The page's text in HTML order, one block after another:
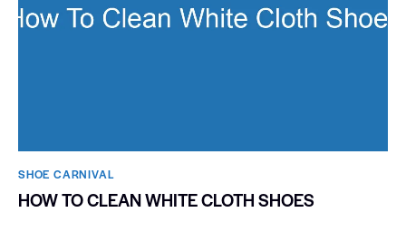
SHOE CARNIVAL​
HOW TO CLEAN WHITE CLOTH SHOES